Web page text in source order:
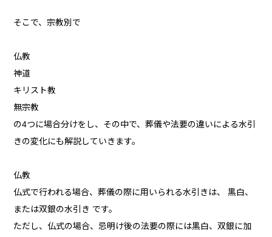
そこで、宗教別で
仏教
神道
キリスト教
無宗教
の4つに場合分けをし、その中で、葬儀や法要の違いによる水引
きの変化にも解説していきます。
仏教
仏式で行われる場合、葬儀の際に用いられる水引きは、 黒白、
または双銀の水引き です。
ただし、仏式の場合、忌明け後の法要の際には黒白、双銀に加